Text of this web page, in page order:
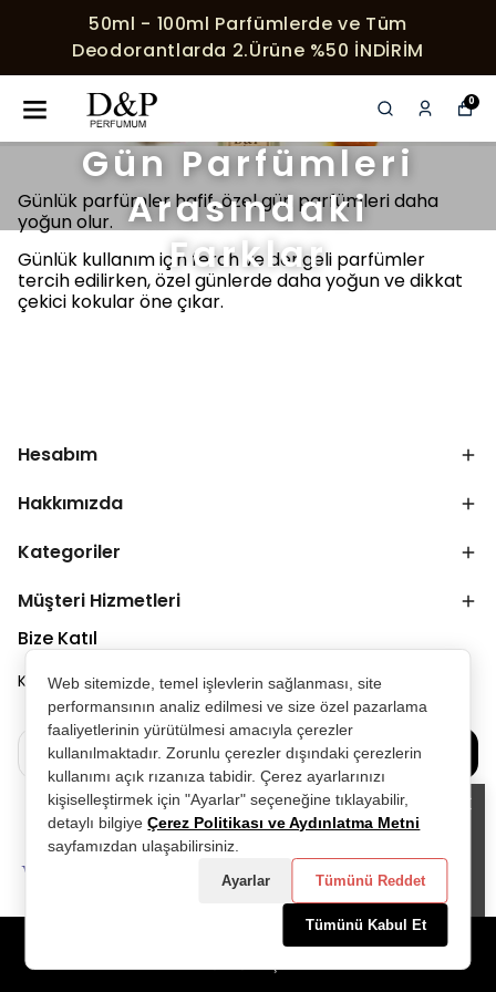
Web sitemizde, temel işlevlerin sağlanması, site
performansının analiz edilmesi ve size özel pazarlama
faaliyetlerinin yürütülmesi amacıyla çerezler
kullanılmaktadır. Zorunlu çerezler dışındaki çerezlerin
kullanımı açık rızanıza tabidir. Çerez ayarlarınızı
kişiselleştirmek için "Ayarlar" seçeneğine tıklayabilir,
detaylı bilgiyeÇerez Politikası ve Aydınlatma Metni
sayfamızdan ulaşabilirsiniz.
Ayarlar Tümünü Reddet
Tümünü Kabul Et
50ml - 100ml Parfümlerde ve Tüm
Deodorantlarda 2.Ürüne %50 İNDİRİM
0
Alışveriş deneyiminizi iyileştirmek için
yasal düzenlemelere uygun çerezler
(cookies) kullanıyoruz. Detaylı bilgiye
Gizlilik ve Çerez Politikasısayfamızdan
Günlük ve Özel
Gün Parfümleri
Arasındaki
Farklar
Günlük parfümler hafif, özel gün parfümleri daha
yoğun olur.
Günlük kullanım için ferah ve dengeli parfümler
tercih edilirken, özel günlerde daha yoğun ve dikkat
çekici kokular öne çıkar.
Hesabım
Hakkımızda
Kategoriler
Müşteri Hizmetleri
Bize Katıl
Kampanya ve duyurulardan ilk senin haberin olsun.
Bize Katılın
©2025 Tüm Hakları Saklıdır - D&P Perfumum tarafından